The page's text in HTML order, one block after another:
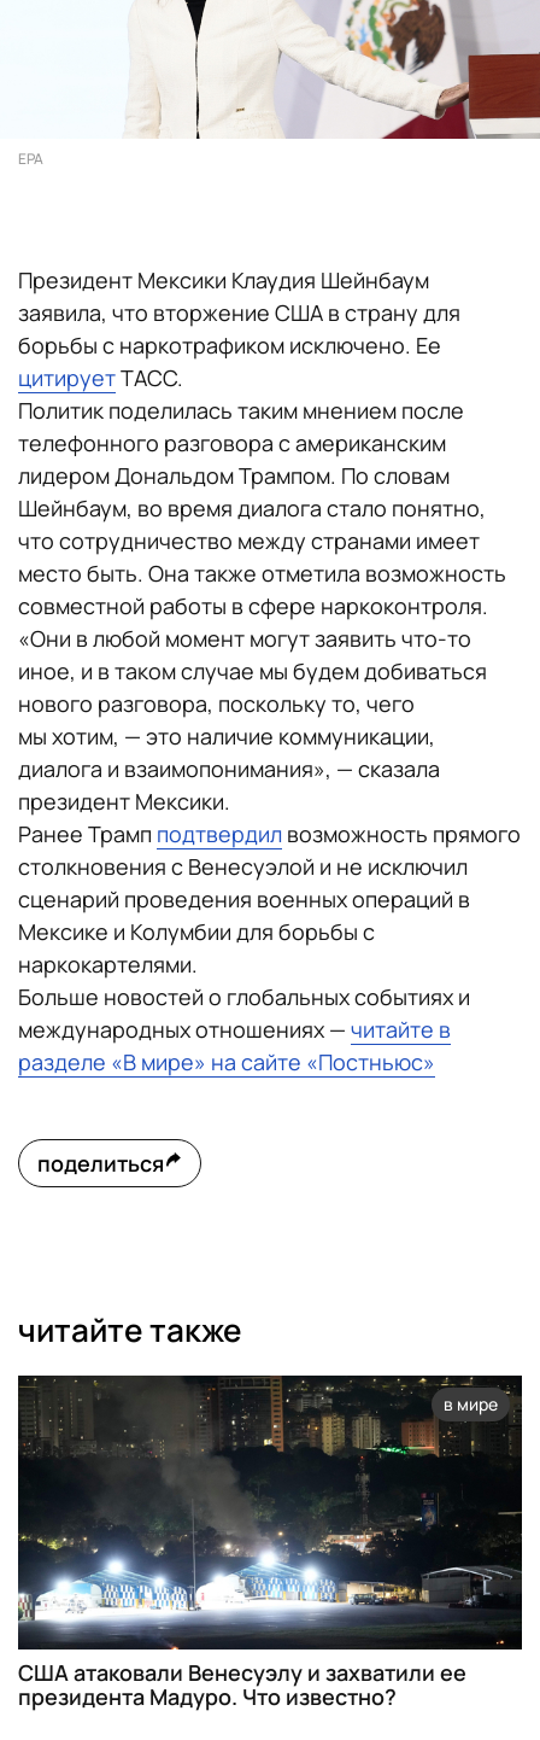
EPA
Президент Мексики Клаудия Шейнбаум
заявила, что вторжение США в страну для
борьбы с наркотрафиком исключено. Ее
цитируетТАСС.
Политик поделилась таким мнением после
телефонного разговора с американским
лидером Дональдом Трампом. По словам
Шейнбаум, во время диалога стало понятно,
что сотрудничество между странами имеет
место быть. Она также отметила возможность
совместной работы в сфере наркоконтроля.
«Они в любой момент могут заявить что-то
иное, и в таком случае мы будем добиваться
нового разговора, поскольку то, чего
мы хотим, — это наличие коммуникации,
диалога и взаимопонимания», — сказала
президент Мексики.
Ранее Трамп подтвердил возможность прямого
столкновения с Венесуэлой и не исключил
сценарий проведения военных операций в
Мексике и Колумбии для борьбы с
наркокартелями.
Больше новостей о глобальных событиях и
международных отношениях — читайте в
разделе «В мире» на сайте «Постньюс»
поделиться
читайте также
в мире
США атаковали Венесуэлу и захватили ее
президента Мадуро. Что известно?